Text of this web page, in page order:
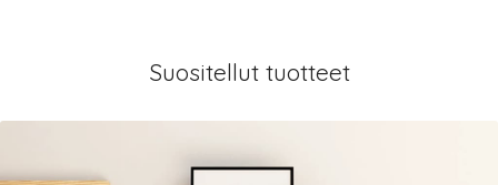
Suositellut tuotteet